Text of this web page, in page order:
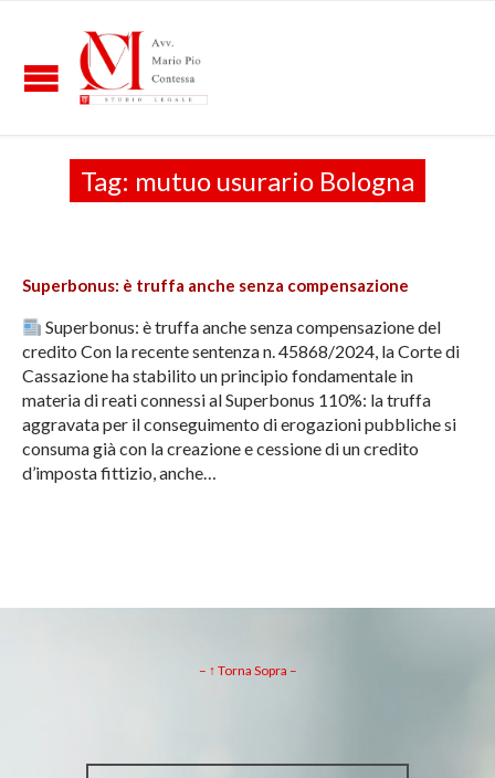
Tag: mutuo usurario Bologna
Superbonus: è truffa anche senza compensazione
Superbonus: è truffa anche senza compensazione del
credito Con la recente sentenza n. 45868/2024, la Corte di
Cassazione ha stabilito un principio fondamentale in
materia di reati connessi al Superbonus 110%: la truffa
aggravata per il conseguimento di erogazioni pubbliche si
consuma già con la creazione e cessione di un credito
d’imposta fittizio, anche…
– ↑ Torna Sopra –